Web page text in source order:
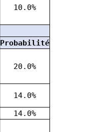
10.0%
Probabilité
20.0%
14.0%
14.0%